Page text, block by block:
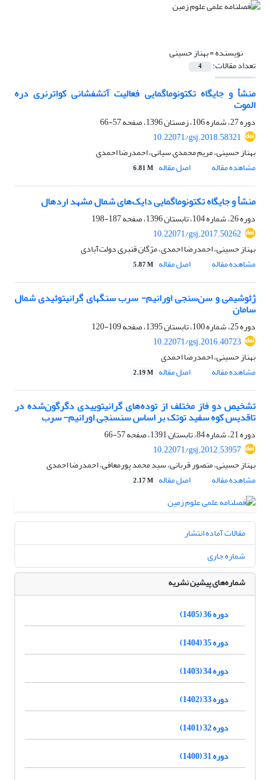
نویسنده =بهناز حسینی
تعداد مقالات: 4
منشأ و جایگاه تکتونوماگمایی فعالیت آتشفشانی کواترنری دره
الموت
دوره 27، شماره 106، زمستان 1396، صفحه
57-66
10.22071/gsj.2018.58321
بهناز حسینی، مریم محمدی سیانی، احمدرضا احمدی
مشاهده مقاله
اصل مقاله 6.81 M
منشأ و جایگاه تکتونوماگمایی دایک‌های شمال مشهد اردهال
دوره 26، شماره 104، تابستان 1396، صفحه
187-198
10.22071/gsj.2017.50262
بهناز حسینی، احمدرضا احمدی، مژگان قنبری دولت‌آبادی
مشاهده مقاله
اصل مقاله 5.87 M
ژئوشیمی و سن‌سنجی اورانیم- سرب سنگهای گرانیتوئیدی شمال
سامان
دوره 25، شماره 100، تابستان 1395، صفحه
109-120
10.22071/gsj.2016.40723
بهناز حسینی، احمدرضا احمدی
مشاهده مقاله
اصل مقاله 2.19 M
تشخیص دو فاز مختلف از توده‌های گرانیتوییدی دگرگون‌شده در
تاقدیس کوه سفید توتک بر اساس سن‎سنجی اورانیم- سرب
دوره 21، شماره 84، تابستان 1391، صفحه
57-66
10.22071/gsj.2012.53957
بهناز حسینی، منصور قربانی، سید محمد پورمعافی، احمدرضا احمدی
مشاهده مقاله
اصل مقاله 2.17 M
مقالات آماده انتشار
شماره جاری
شماره‌های پیشین نشریه
دوره 36 (1405)
دوره 35 (1404)
دوره 34 (1403)
دوره 33 (1402)
دوره 32 (1401)
دوره 31 (1400)